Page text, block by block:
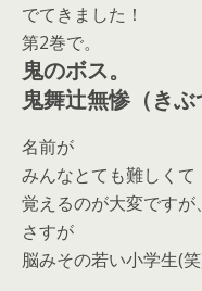
でてきました！
第2巻で。
鬼のボス。
鬼舞辻無惨（き
名前が
みんなとても難しくて
覚えるのが大変ですが、
さすが
脳みその若い小学生(